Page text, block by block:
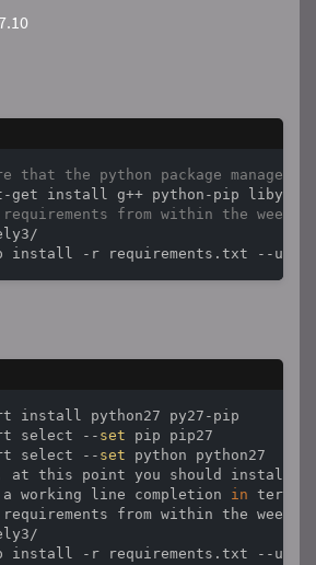
that the python package
from within the
install python27 py27-pip
select --set pip pip27
select --set python python27
at this point you should install
working line completion in
from within the
install -r requirements.txt --